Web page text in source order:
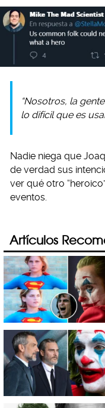
“Nosotros, la
lo difícil que es
Nadie niega que
de verdad sus
ver qué otro “heroico”
eventos.
Artículos